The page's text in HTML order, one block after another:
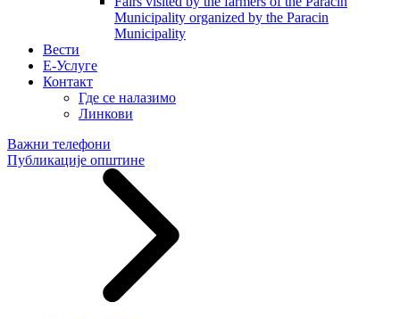
Municipality organized by the Paracin
Municipality
Вести
E-Услуге
Контакт
Где се налазимо
Линкови
Важни телефони
Публикације општине